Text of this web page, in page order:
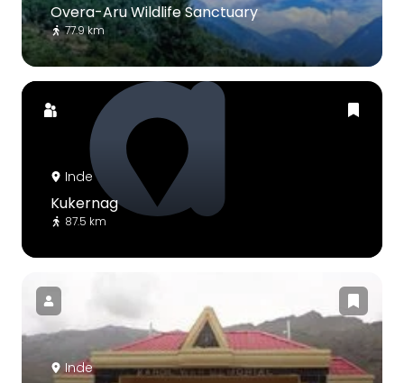
Overa-Aru Wildlife Sanctuary
77.9 km
Inde
Kukernag
87.5 km
Inde